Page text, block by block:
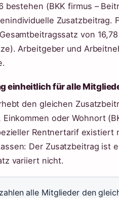
bestehen (BKK firmus –
Zusatzbeitrag.
von
Arbeitgeber und
einheitlich für alle
den gleichen
oder Wohnort
Rentnertarif existiert
Der Zusatzbeitrag ist
variiert nicht.
alle Mitglieder den